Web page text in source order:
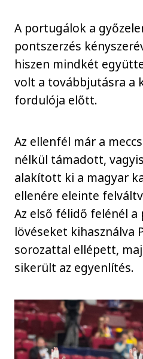
A portugálok a
pontszerzés
hiszen mindkét
volt a továbbjutásra a
fordulója előtt.
Az ellenfél már a
nélkül támadott,
alakított ki a magyar
ellenére eleinte
Az első félidő felénél
lövéseket kihasználva
sorozattal ellépett,
sikerült az egyenlítés.